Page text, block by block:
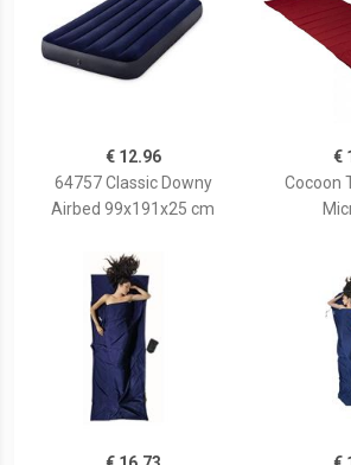
€ 12.96
64757 Classic Downy
Airbed 99x191x25 cm
€
Cocoon